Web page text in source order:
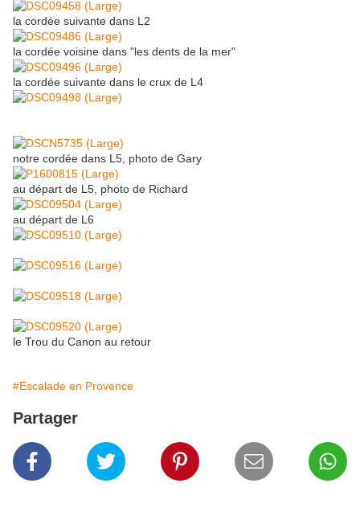
la cordée suivante dans L2
la cordée voisine dans "les dents de la mer"
la cordée suivante dans le crux de L4
notre cordée dans L5, photo de Gary
au départ de L5, photo de Richard
au départ de L6
le Trou du Canon au retour
#Escalade en Provence
Partager